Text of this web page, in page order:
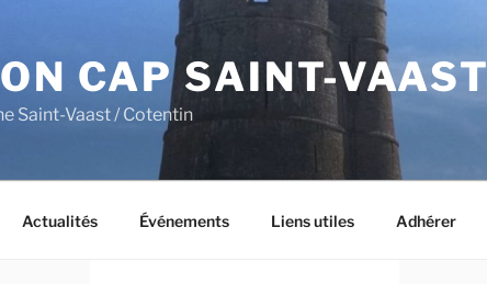
CAP SAINT-VAAST
Saint-Vaast / Cotentin
Actualités Événements Liens utiles Adhérer